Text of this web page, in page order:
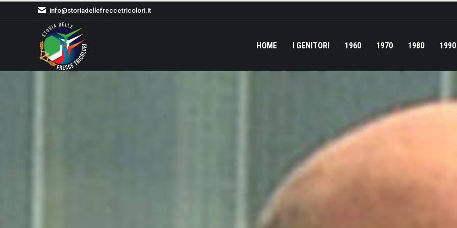
info@storiadellefreccetricolori.it
HOME I GENITORI 1960 1970 1980 1990